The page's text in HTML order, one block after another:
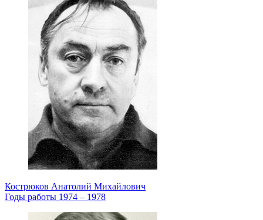
Кострюков Анатолий Михайлович
Годы работы 1974 – 1978